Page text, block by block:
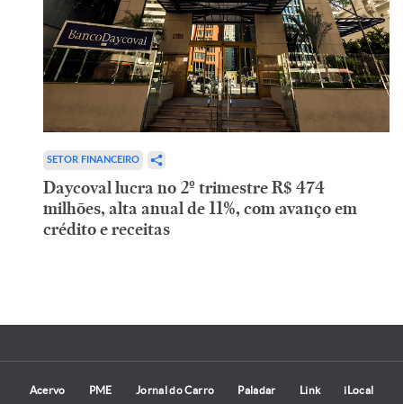
SETOR FINANCEIRO
Daycoval lucra no 2º trimestre R$ 474
milhões, alta anual de 11%, com avanço em
crédito e receitas
Acervo PME Jornal do Carro Paladar Link iLocal